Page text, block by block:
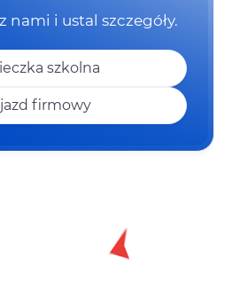
nami i ustal szczegóły.
szkolna
firmowy